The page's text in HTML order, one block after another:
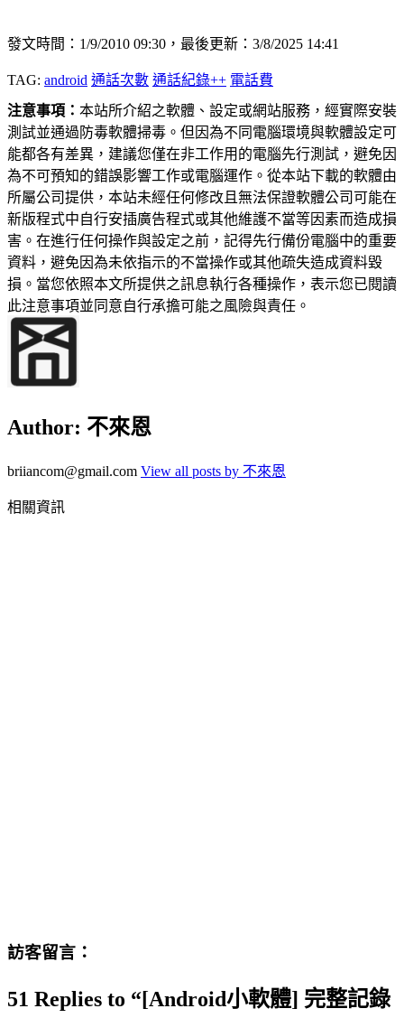
發文時間：1/9/2010 09:30，最後更新：3/8/2025 14:41
TAG: android 通話次數 通話紀錄++ 電話費
注意事項： 本站所介紹之軟體、設定或網站服務，經實際安裝
測試並通過防毒軟體掃毒。但因為不同電腦環境與軟體設定可
能都各有差異，建議您僅在非工作用的電腦先行測試，避免因
為不可預知的錯誤影響工作或電腦運作。從本站下載的軟體由
所屬公司提供，本站未經任何修改且無法保證軟體公司可能在
新版程式中自行安插廣告程式或其他維護不當等因素而造成損
害。在進行任何操作與設定之前，記得先行備份電腦中的重要
資料，避免因為未依指示的不當操作或其他疏失造成資料毀
損。當您依照本文所提供之訊息執行各種操作，表示您已閱讀
此注意事項並同意自行承擔可能之風險與責任。
Author: 不來恩
briiancom@gmail.com View all posts by 不來恩
相關資訊
訪客留言：
51 Replies to “[Android小軟體] 完整記錄